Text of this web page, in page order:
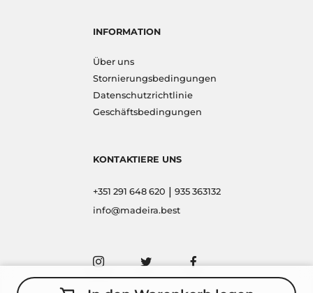
INFORMATION
Über uns
Stornierungsbedingungen
Datenschutzrichtlinie
Geschäftsbedingungen
KONTAKTIERE UNS
+351 291 648 620 | 935 363132
info@madeira.best